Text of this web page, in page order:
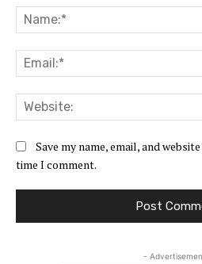
Save my name, email, and
time I comment.
-